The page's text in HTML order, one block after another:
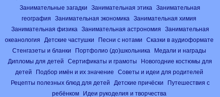
Занимательные загадки
Занимательная этика
Занимательная
география
Занимательная экономика
Занимательная химия
Занимательная физика
Занимательная астрономия
Занимательная
океанология
Детские частушки Песни с нотами
Сказки в аудиоформате
Стенгазеты и бланки
Портфолио (до)школьника
Медали и награды
Дипломы для детей
Сертификаты и грамоты
Новогодние костюмы для
детей
Подбор имён и их значение
Советы и идеи для родителей
Рецепты полезных блюд для детей
Детские причёски
Путешествия с
ребёнком
Идеи рукоделия и творчества